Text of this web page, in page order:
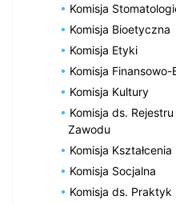
Komisja
Komisja Bioetyczna
Komisja Etyki
Komisja
Komisja Kultury
Komisja ds.
Zawodu
Komisja Kształcenia
Komisja Socjalna
Komisja ds.